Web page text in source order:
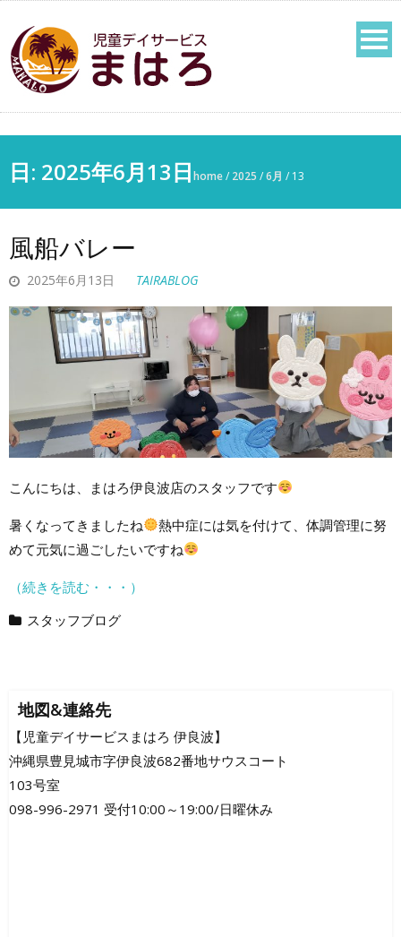
日: 2025年6月13日home/ 2025 /6月 / 13
風船バレー
2025年6月13日 TAIRABLOG
こんにちは、まはろ伊良波店のスタッフです
暑くなってきましたね
熱中症には気を付けて、体調管理に努
めて元気に過ごしたいですね
（続きを読む・・・）
スタッフブログ
地図&連絡先
【児童デイサービスまはろ 伊良波】
沖縄県豊見城市字伊良波682番地サウスコート
103号室
098-996-2971 受付10:00～19:00/日曜休み